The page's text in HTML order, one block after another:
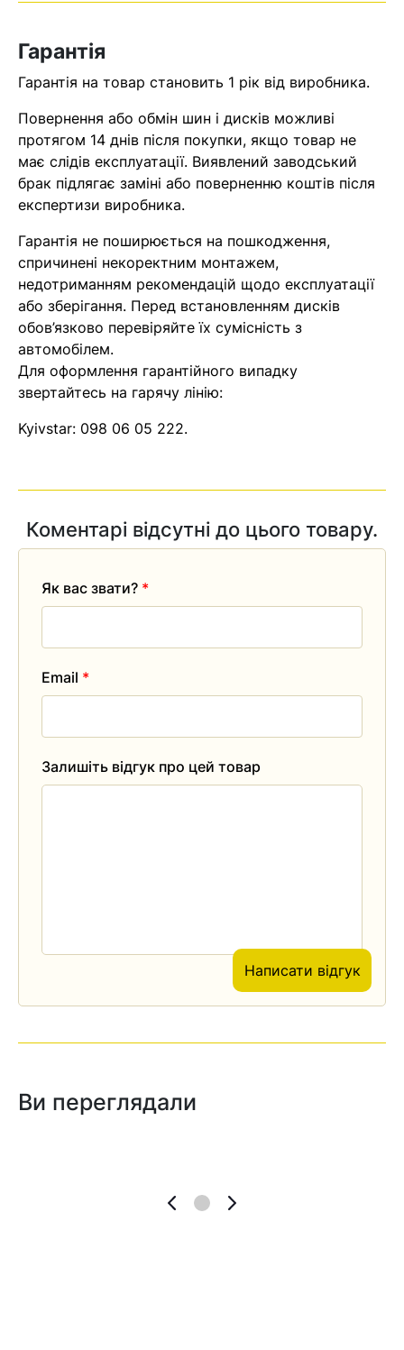
Помилка:Contact form не
Оператор зв’яжеться з вами
Гарантія
Гарантія на товар становить 1 рік від виробника.
Повернення або обмін шин і дисків можливі
протягом 14 днів після покупки, якщо товар не
має слідів експлуатації. Виявлений заводський
брак підлягає заміні або поверненню коштів після
експертизи виробника.
Гарантія не поширюється на пошкодження,
спричинені некоректним монтажем,
недотриманням рекомендацій щодо експлуатації
або зберігання. Перед встановленням дисків
обов’язково перевіряйте їх сумісність з
автомобілем.
Для оформлення гарантійного випадку
звертайтесь на гарячу лінію:
Kyivstar: 098 06 05 222.
Коментарі відсутні до цього товару.
Залишіть відгук про цей товар
Як вас звати? *
Email *
Написати відгук
Ви переглядали